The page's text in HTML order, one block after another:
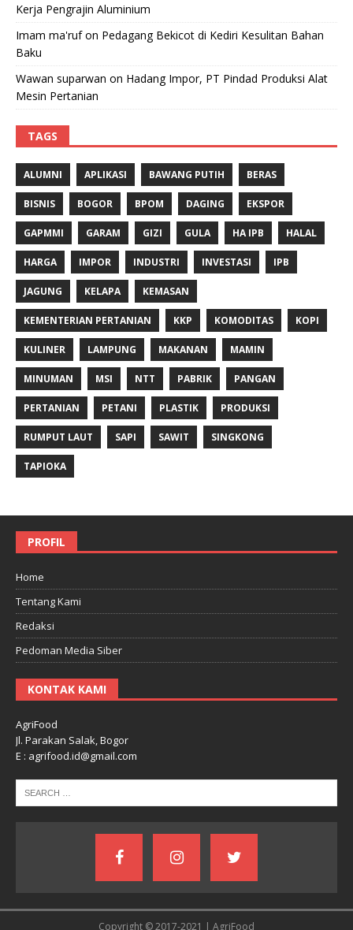
Kerja Pengrajin Aluminium
Imam ma'rufon Pedagang Bekicot di Kediri Kesulitan Bahan
Baku
Wawan suparwan on Hadang Impor, PT Pindad Produksi Alat
Mesin Pertanian
TAGS
ALUMNI APLIKASI BAWANG PUTIH BERAS
BISNIS BOGOR BPOM DAGING EKSPOR
GAPMMI GARAM GIZI GULA HA IPB HALAL
HARGA IMPOR INDUSTRI INVESTASI IPB
JAGUNG KELAPA KEMASAN
KEMENTERIAN PERTANIAN KKP KOMODITAS KOPI
KULINER LAMPUNG MAKANAN MAMIN
MINUMAN MSI NTT PABRIK PANGAN
PERTANIAN PETANI PLASTIK PRODUKSI
RUMPUT LAUT SAPI SAWIT SINGKONG
TAPIOKA
PROFIL
Home
Tentang Kami
Redaksi
Pedoman Media Siber
KONTAK KAMI
AgriFood
Jl. Parakan Salak, Bogor
E : agrifood.id@gmail.com
Copyright © 2017-2021 | AgriFood